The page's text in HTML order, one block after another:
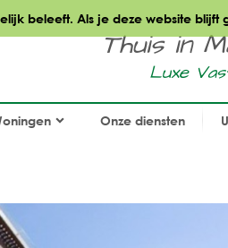
beleeft. Als je deze website
Thuis in
Luxe
Onze diensten